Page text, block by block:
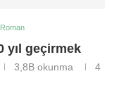
Roman
yıl geçirmek
3,8Bokunma
4